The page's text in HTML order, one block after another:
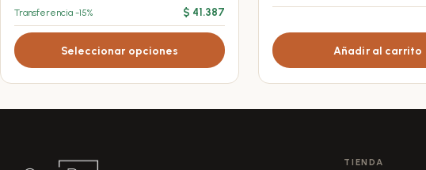
$ 48.690
$ 58.390
Transferencia -15% $ 41.387
Seleccionar opciones
variantes.
Las
opciones
se
elegir
Añadir al carrito
TIENDA